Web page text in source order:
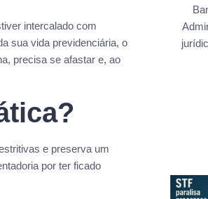
intercalado com
sua vida previdenciária, o
precisa se afastar e, ao
e preserva um
por ter ficado